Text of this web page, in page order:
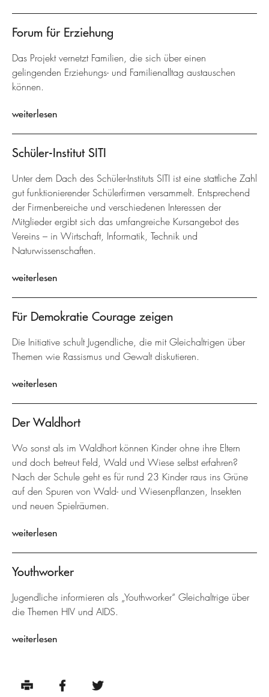
Forum für Erziehung
Das Projekt vernetzt Familien, die sich über einen
gelingenden Erziehungs- und Familienalltag austauschen
können.
weiterlesen
Schüler-Institut SITI
Unter dem Dach des Schüler-Instituts SITI ist eine stattliche Zahl
gut funktionierender Schülerfirmen versammelt. Entsprechend
der Firmenbereiche und verschiedenen Interessen der
Mitglieder ergibt sich das umfangreiche Kursangebot des
Vereins – in Wirtschaft, Informatik, Technik und
Naturwissenschaften.
weiterlesen
Für Demokratie Courage zeigen
Die Initiative schult Jugendliche, die mit Gleichaltrigen über
Themen wie Rassismus und Gewalt diskutieren.
weiterlesen
Der Waldhort
Wo sonst als im Waldhort können Kinder ohne ihre Eltern
und doch betreut Feld, Wald und Wiese selbst erfahren?
Nach der Schule geht es für rund 23 Kinder raus ins Grüne
auf den Spuren von Wald- und Wiesenpflanzen, Insekten
und neuen Spielräumen.
weiterlesen
Youthworker
Jugendliche informieren als „Youthworker“ Gleichaltrige über
die Themen HIV und AIDS.
weiterlesen